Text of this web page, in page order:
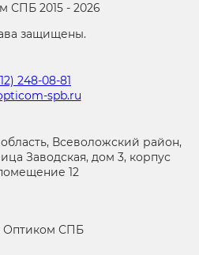
СПБ 2015 - 2026
защищены.
248-08-81
spb.ru
Всеволожский район,
Заводская, дом 3, корпус
12
Оптиком СПБ